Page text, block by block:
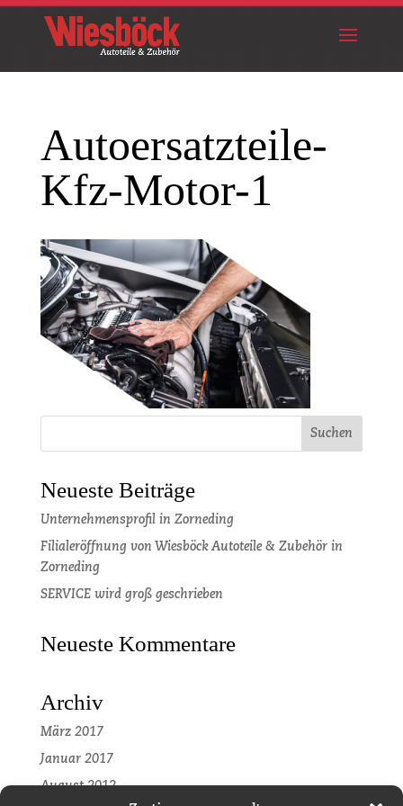
Autoersatzteile-
Kfz-Motor-1
Neueste Beiträge
Unternehmensprofil in Zorneding
Filialeröffnung von Wiesböck Autoteile & Zubehör in
Zorneding
SERVICE wird groß geschrieben
Neueste Kommentare
Archiv
März 2017
Januar 2017
August 2012